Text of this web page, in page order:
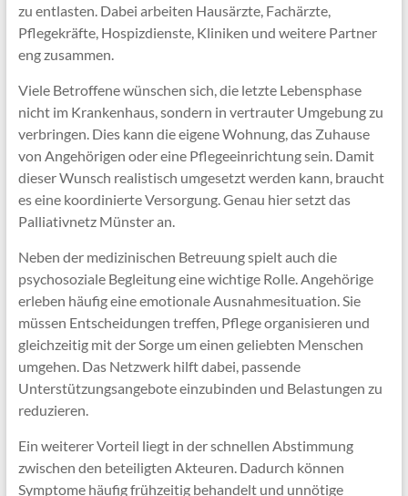
zu entlasten. Dabei arbeiten Hausärzte, Fachärzte,
Pflegekräfte, Hospizdienste, Kliniken und weitere Partner
eng zusammen.
Viele Betroffene wünschen sich, die letzte Lebensphase
nicht im Krankenhaus, sondern in vertrauter Umgebung zu
verbringen. Dies kann die eigene Wohnung, das Zuhause
von Angehörigen oder eine Pflegeeinrichtung sein. Damit
dieser Wunsch realistisch umgesetzt werden kann, braucht
es eine koordinierte Versorgung. Genau hier setzt das
Palliativnetz Münster an.
Neben der medizinischen Betreuung spielt auch die
psychosoziale Begleitung eine wichtige Rolle. Angehörige
erleben häufig eine emotionale Ausnahmesituation. Sie
müssen Entscheidungen treffen, Pflege organisieren und
gleichzeitig mit der Sorge um einen geliebten Menschen
umgehen. Das Netzwerk hilft dabei, passende
Unterstützungsangebote einzubinden und Belastungen zu
reduzieren.
Ein weiterer Vorteil liegt in der schnellen Abstimmung
zwischen den beteiligten Akteuren. Dadurch können
Symptome häufig frühzeitig behandelt und unnötige